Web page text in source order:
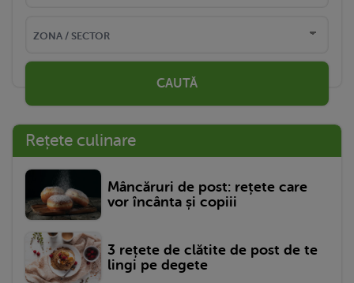
CAUTĂ
Rețete culinare
Mâncăruri de post: rețete care
vor încânta și copiii
3 rețete de clătite de post de te
lingi pe degete